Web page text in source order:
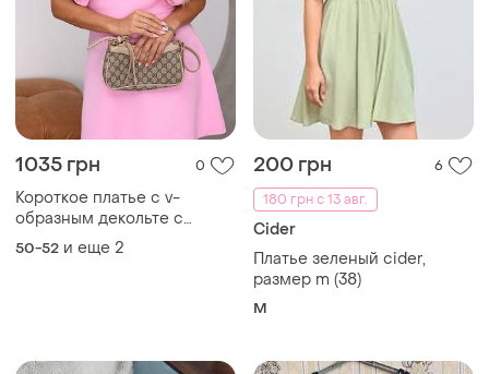
1035 грн 0
Короткое платье с v-
образным декольте с
широкими спущенными
50-52 и еще 2
200 грн
6
180 грн с 13 авг.
Cider
Платье зеленый cider,
размер m (38)
M